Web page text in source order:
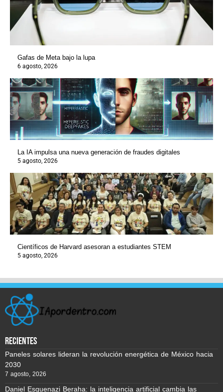
Gafas de Meta bajo la lupa
6 agosto, 2026
La IA impulsa una nueva generación de fraudes digitales
5 agosto, 2026
Científicos de Harvard asesoran a estudiantes STEM
5 agosto, 2026
recientes
Paneles solares lideran la revolución energética de México hacia
2030
7 agosto, 2026